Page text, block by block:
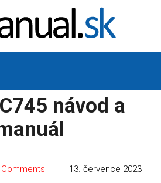
návod a
Comments 13. července 2023